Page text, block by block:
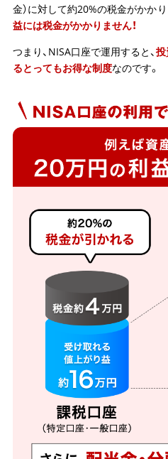
金）に対して約20%の税金がかかり
益には税金がかかりません！
つまり、NISA口座で運用すると、
るとってもお得な制度なのです。